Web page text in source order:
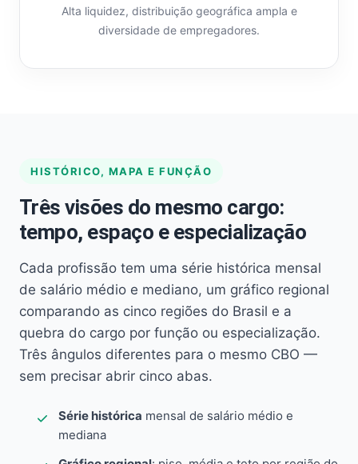
Alta liquidez, distribuição geográfica ampla e
diversidade de empregadores.
HISTÓRICO, MAPA E FUNÇÃO
Três visões do mesmo cargo:
tempo, espaço e especialização
Cada profissão tem uma série histórica mensal
de salário médio e mediano, um gráfico regional
comparando as cinco regiões do Brasil e a
quebra do cargo por função ou especialização.
Três ângulos diferentes para o mesmo CBO —
sem precisar abrir cinco abas.
Série histórica mensal de salário médio e
mediana